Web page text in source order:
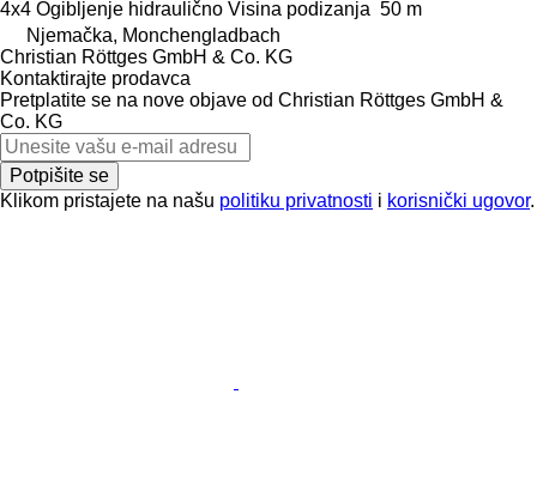
4x4 Ogibljenje hidraulično Visina podizanja 50 m
Njemačka, Monchengladbach
Christian Röttges GmbH & Co. KG
Kontaktirajte prodavca
Pretplatite se na nove objave od Christian Röttges GmbH &
Co. KG
Potpišite se
Klikom pristajete na našu politiku privatnosti i korisnički ugovor.